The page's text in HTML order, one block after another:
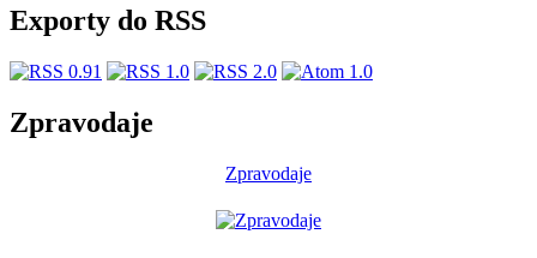
Exporty do RSS
Zpravodaje
Zpravodaje